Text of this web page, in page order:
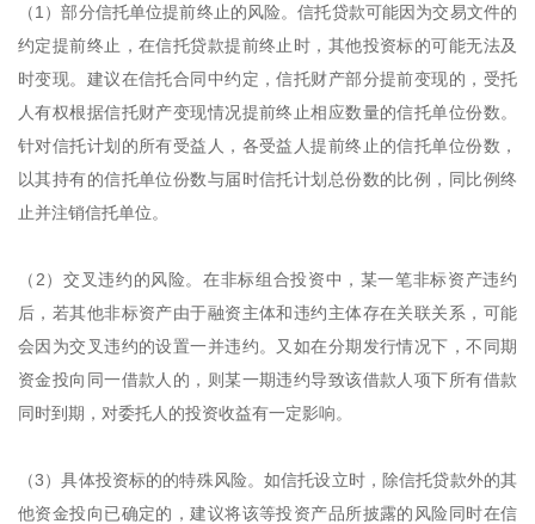
（1）部分信托单位提前终止的风险。信托贷款可能因为交易文件的
约定提前终止，在信托贷款提前终止时，其他投资标的可能无法及
时变现。建议在信托合同中约定，信托财产部分提前变现的，受托
人有权根据信托财产变现情况提前终止相应数量的信托单位份数。
针对信托计划的所有受益人，各受益人提前终止的信托单位份数，
以其持有的信托单位份数与届时信托计划总份数的比例，同比例终
止并注销信托单位。
（2）交叉违约的风险。在非标组合投资中，某一笔非标资产违约
后，若其他非标资产由于融资主体和违约主体存在关联关系，可能
会因为交叉违约的设置一并违约。又如在分期发行情况下，不同期
资金投向同一借款人的，则某一期违约导致该借款人项下所有借款
同时到期，对委托人的投资收益有一定影响。
（3）具体投资标的的特殊风险。如信托设立时，除信托贷款外的其
他资金投向已确定的，建议将该等投资产品所披露的风险同时在信